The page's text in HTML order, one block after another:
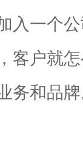
入一个
客户就
务和品牌